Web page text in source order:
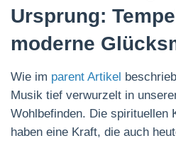
Ursprung:
moderne
Wie im parent Artikel
Musik tief verwurzelt in
Wohlbefinden. Die spirituellen
haben eine Kraft, die auch